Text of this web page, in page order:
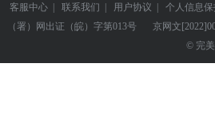
客服中心 | 联系我们 | 用户协议 |
个人信息
（署）网出证（皖）字第013号
京网文
© 完美